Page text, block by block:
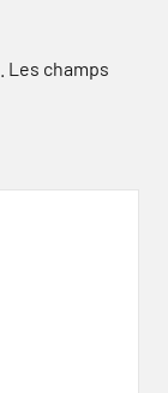
Les champs